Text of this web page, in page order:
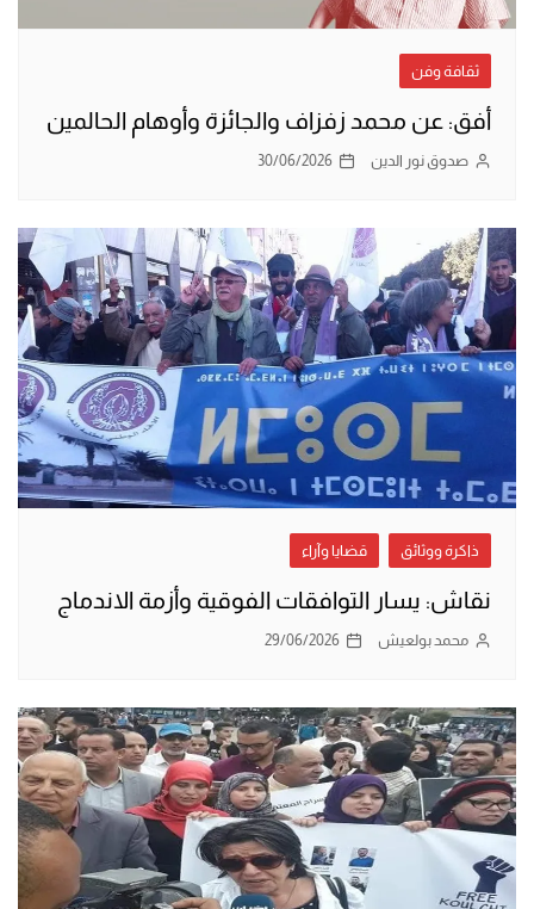
ثقافة وفن
أفق: عن محمد زفزاف والجائزة وأوهام الحالمين
صدوق نور الدين 30/06/2026
ذاكرة ووثائق قضايا وآراء
نقاش: يسار التوافقات الفوقية وأزمة الاندماج
محمد بولعيش 29/06/2026